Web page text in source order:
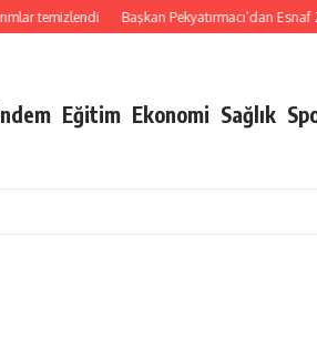
temizlendi Başkan Pekyatırmacı’dan Esnaf
Eğitim Ekonomi Sağlık